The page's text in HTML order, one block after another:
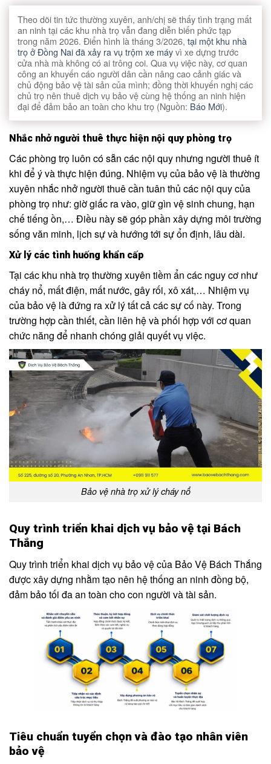
Theo dõi tin tức thường xuyên, anh/chị sẽ thấy tình trạng mất
an ninh tại các khu nhà trọ vẫn đang diễn biến phức tạp
trong năm 2026. Điển hình là tháng 3/2026,tại một khu nhà
trọ ở Đồng Nai đã xảy ra vụ trộm xe máyvì xe dựng trước
cửa nhà mà không có ai trông coi. Qua vụ việc này, cơ quan
công an khuyến cáo người dân cần nâng cao cảnh giác và
chủ động bảo vệ tài sản của mình; đồng thời khuyến nghị các
chủ trọ nên thuê dịch vụ bảo vệ cùng hệ thống an ninh hiện
đại để đảm bảo an toàn cho khu trọ (Nguồn: Báo Mới).
Nhắc nhở người thuê thực hiện nội quy phòng trọ
Các phòng trọ luôn có sẵn các nội quy nhưng người thuê ít
khi để ý và thực hiện đúng. Nhiệm vụ của bảo vệ là thường
xuyên nhắc nhở người thuê cần tuân thủ các nội quy của
phòng trọ như: giờ giấc ra vào, giữ gìn vệ sinh chung, hạn
chế tiếng ồn,… Điều này sẽ góp phần xây dựng môi trường
sống văn minh, lịch sự và hướng tới sự ổn định, lâu dài.
Xử lý các tình huống khẩn cấp
Tại các khu nhà trọ thường xuyên tiềm ẩn các nguy cơ như
cháy nổ, mất điện, mất nước, gây rối, xô xát,… Nhiệm vụ
của bảo vệ là đứng ra xử lý tất cả các sự cố này. Trong
trường hợp cần thiết, cần liên hệ và phối hợp với cơ quan
chức năng để nhanh chóng giải quyết vụ việc.
Bảo vệ nhà trọ xử lý cháy nổ
Quy trình triển khai dịch vụ bảo vệ tại Bách
Thắng
Quy trình triển khai dịch vụ bảo vệ của Bảo Vệ Bách Thắng
được xây dựng nhằm tạo nên hệ thống an ninh đồng bộ,
đảm bảo tối đa an toàn cho con người và tài sản.
Tiêu chuẩn tuyển chọn và đào tạo nhân viên
bảo vệ